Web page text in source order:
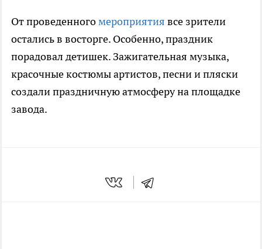
От проведенногомероприятия все зрители
остались в восторге. Особенно, праздник
порадовал детишек. Зажигательная музыка,
красочные костюмы артистов, песни и пляски
создали праздничную атмосферу на площадке
завода.